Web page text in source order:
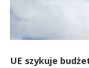
UE szykuje